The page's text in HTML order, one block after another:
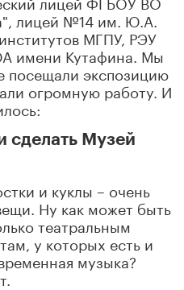
лицей №14 им. Ю.А.
МГПУ, РЭУ
имени Кутафина. Мы
посещали экспозицию
огромную работу. И
сделать Музей
и куклы – очень
Ну как может быть
театральным
у которых есть и
музыка?